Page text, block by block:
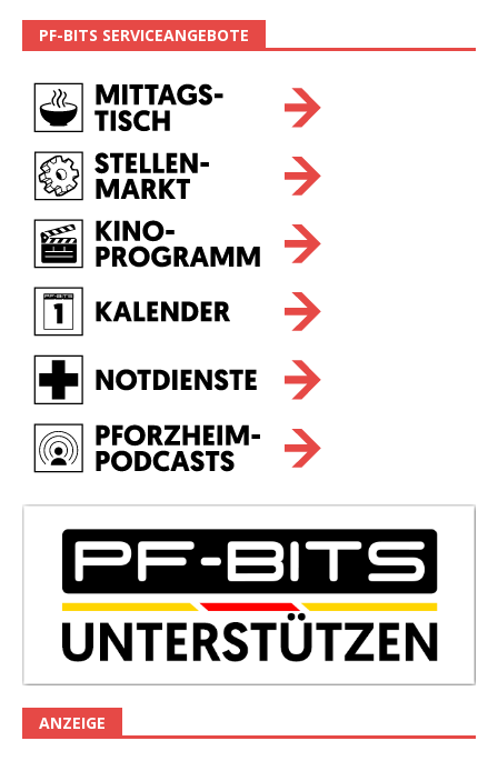
PF-BITS SERVICEANGEBOTE
ANZEIGE